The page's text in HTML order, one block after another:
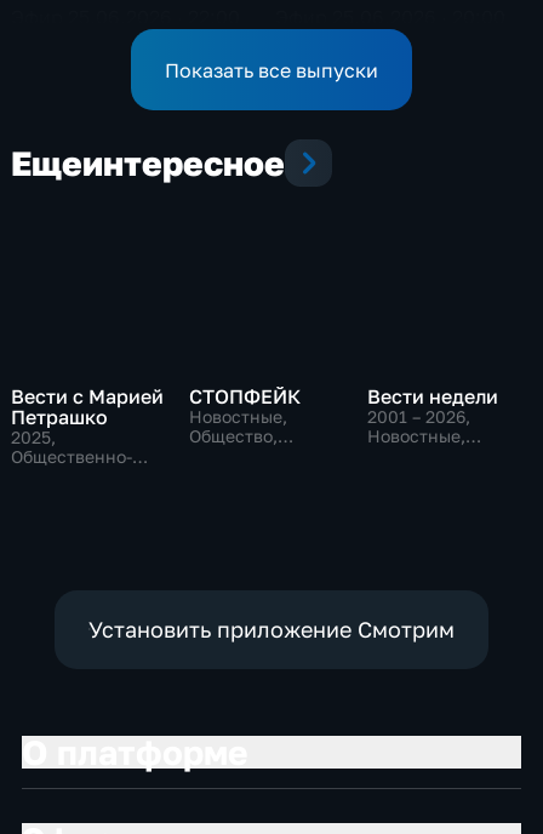
Показать все выпуски
Ещеинтересное
Вести с Марией
Петрашко
2025,
Общественно-
СТОПФЕЙК
Новостные,
Общество,
Вести недели
2001 – 2026,
Новостные,
Установить приложение Смотрим